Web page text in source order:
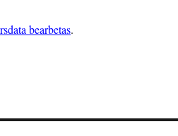
bearbetas.